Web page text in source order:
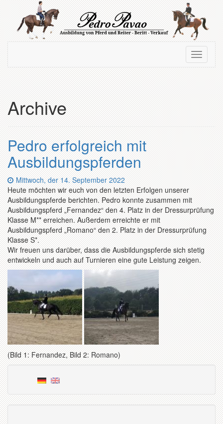
Zum
Hauptinhalt
springen
ein-/
Archive
Pedro erfolgreich mit
Ausbildungspferden
Datum:
Mittwoch, der 14. September 2022
Heute möchten wir euch von den letzten Erfolgen unserer
Ausbildungspferde berichten. Pedro konnte zusammen mit
Ausbildungspferd „Fernandez“ den 4. Platz in der Dressurprüfung
Klasse M** erreichen. Außerdem erreichte er mit
Ausbildungspferd „Romano“ den 2. Platz in der Dressurprüfung
Klasse S*.
Wir freuen uns darüber, dass die Ausbildungspferde sich stetig
entwickeln und auch auf Turnieren eine gute Leistung zeigen.
(Bild 1: Fernandez, Bild 2: Romano)